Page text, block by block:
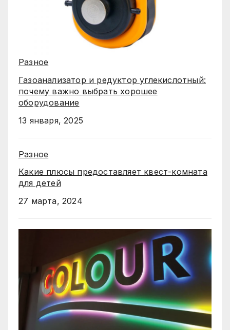
Разное
Газоанализатор и редуктор углекислотный:
почему важно выбрать хорошее
оборудование
13 января, 2025
Разное
Какие плюсы предоставляет квест-комната
для детей
27 марта, 2024